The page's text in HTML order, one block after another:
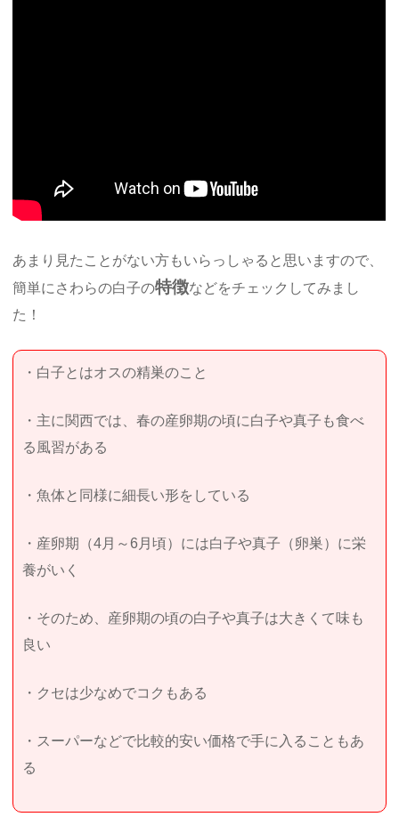
あまり見たことがない方もいらっしゃると思いますので、
簡単にさわらの白子の特徴などをチェックしてみまし
た！
・白子とはオスの精巣のこと
・主に関西では、春の産卵期の頃に白子や真子も食べ
る風習がある
・魚体と同様に細長い形をしている
・産卵期（4月～6月頃）には白子や真子（卵巣）に栄
養がいく
・そのため、産卵期の頃の白子や真子は大きくて味も
良い
・クセは少なめでコクもある
・スーパーなどで比較的安い価格で手に入ることもあ
る